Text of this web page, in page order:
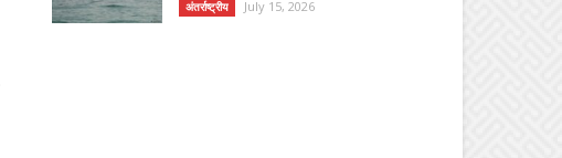
अंतर्राष्ट्रीय July 15, 2026